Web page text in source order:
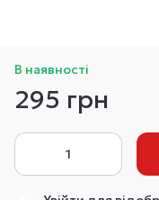
В наявності
295 грн